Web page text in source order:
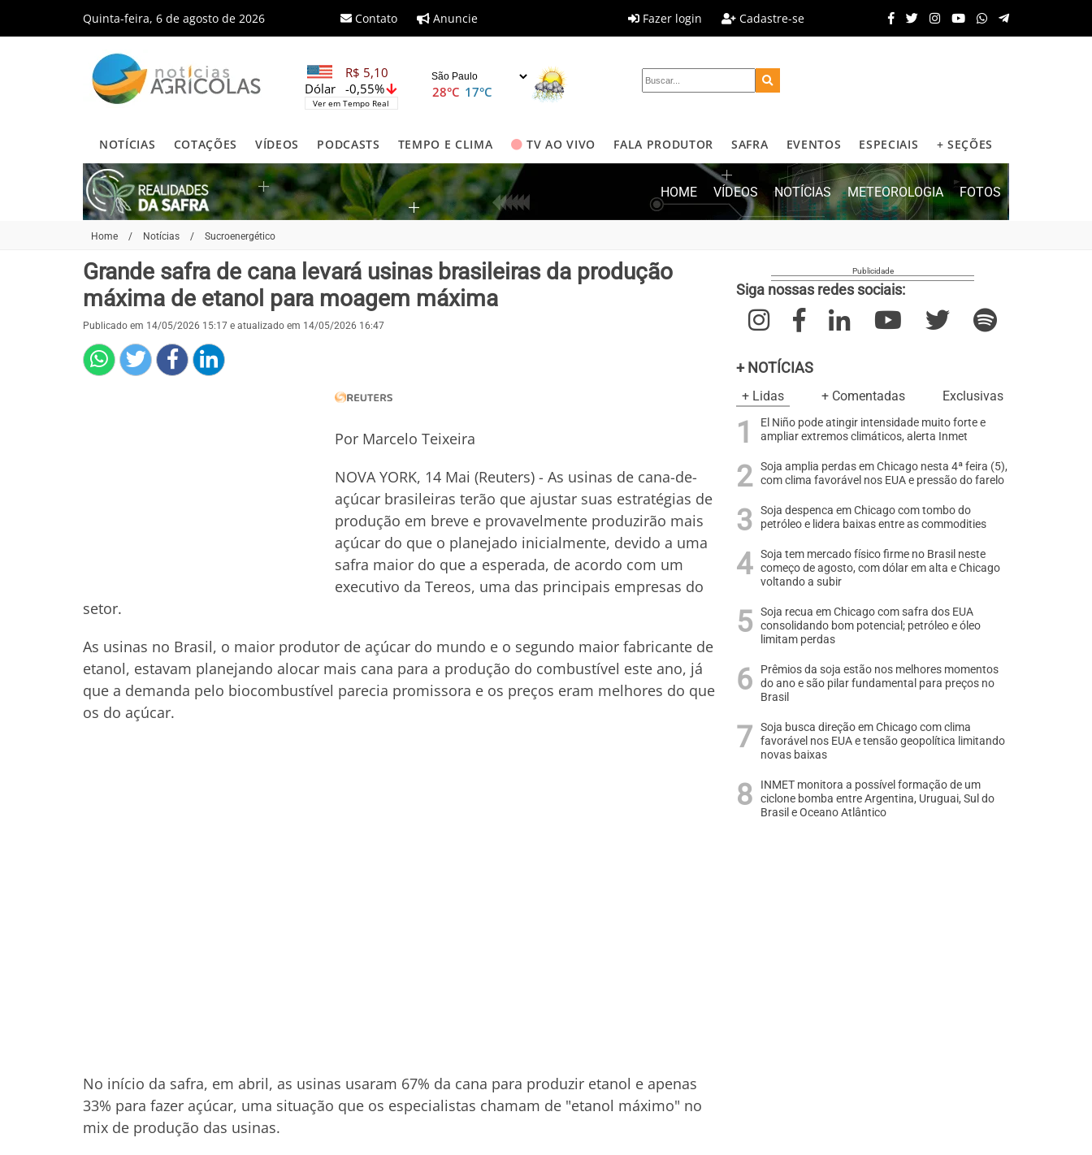
Quinta-feira, 6 de agosto de 2026 Contato Anuncie Fazer login Cadastre-se
R$ 5,10
-0,55%
Dólar
Ver em Tempo Real
28°C 17°C
NOTÍCIAS COTAÇÕES VÍDEOS PODCASTS TEMPO E CLIMA TV AO VIVO FALA PRODUTOR SAFRA EVENTOS ESPECIAIS + SEÇÕES
HOME VÍDEOS NOTÍCIAS METEOROLOGIA FOTOS
Home / Notícias / Sucroenergético
Grande safra de cana levará usinas brasileiras da produção
máxima de etanol para moagem máxima
Publicado em 14/05/2026 15:17 e atualizado em 14/05/2026 16:47
Por Marcelo Teixeira
NOVA YORK, 14 Mai (Reuters) - As usinas de cana-de-
açúcar brasileiras terão que ajustar suas estratégias de
produção em breve e provavelmente produzirão mais
açúcar do que o planejado inicialmente, devido a uma
safra maior do que a esperada, de acordo com um
executivo da Tereos, uma das principais empresas do
setor.
As usinas no Brasil, o maior produtor de açúcar do mundo e o segundo maior fabricante de
etanol, estavam planejando alocar mais cana para a produção do combustível este ano, já
que a demanda pelo biocombustível parecia promissora e os preços eram melhores do que
os do açúcar.
No início da safra, em abril, as usinas usaram 67% da cana para produzir etanol e apenas
33% para fazer açúcar, uma situação que os especialistas chamam de "etanol máximo" no
mix de produção das usinas.
Siga nossas redes sociais:
+ NOTÍCIAS
+ Lidas + Comentadas Exclusivas
El Niño pode atingir intensidade muito forte e
ampliar extremos climáticos, alerta Inmet
Soja amplia perdas em Chicago nesta 4ª feira (5),
com clima favorável nos EUA e pressão do farelo
Soja despenca em Chicago com tombo do
petróleo e lidera baixas entre as commodities
Soja tem mercado físico firme no Brasil neste
começo de agosto, com dólar em alta e Chicago
voltando a subir
Soja recua em Chicago com safra dos EUA
consolidando bom potencial; petróleo e óleo
limitam perdas
Prêmios da soja estão nos melhores momentos
do ano e são pilar fundamental para preços no
Brasil
Soja busca direção em Chicago com clima
favorável nos EUA e tensão geopolítica limitando
novas baixas
INMET monitora a possível formação de um
ciclone bomba entre Argentina, Uruguai, Sul do
Brasil e Oceano Atlântico